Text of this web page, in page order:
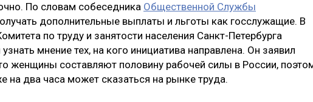
По словам собеседника Общественной Службы
дополнительные выплаты и льготы как госслужащие. В
по труду и занятости населения Санкт-Петербурга
мнение тех, на кого инициатива направлена. Он заявил
женщины составляют половину рабочей силы в России,
на два часа может сказаться на рынке труда.